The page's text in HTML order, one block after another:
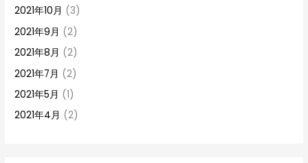
2021年10月 (3)
2021年9月 (2)
2021年8月 (2)
2021年7月 (2)
2021年5月 (1)
2021年4月 (2)